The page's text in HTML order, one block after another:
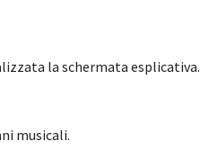
la schermata esplicativa.
musicali.